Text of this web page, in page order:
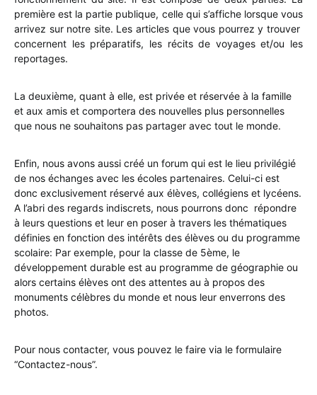
première est la partie publique, celle qui s’affiche lorsque vous
arrivez sur notre site. Les articles que vous pourrez y trouver
concernent les préparatifs, les récits de voyages et/ou les
reportages.
La deuxième, quant à elle, est privée et réservée à la famille
et aux amis et comportera des nouvelles plus personnelles
que nous ne souhaitons pas partager avec tout le monde.
Enfin, nous avons aussi créé un forum qui est le lieu privilégié
de nos échanges avec les écoles partenaires. Celui-ci est
donc exclusivement réservé aux élèves, collégiens et lycéens.
A l’abri des regards indiscrets, nous pourrons donc répondre
à leurs questions et leur en poser à travers les thématiques
définies en fonction des intérêts des élèves ou du programme
scolaire: Par exemple, pour la classe de 5ème, le
développement durable est au programme de géographie ou
alors certains élèves ont des attentes au à propos des
monuments célèbres du monde et nous leur enverrons des
photos.
Pour nous contacter, vous pouvez le faire via le formulaire
“Contactez-nous”.